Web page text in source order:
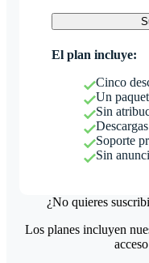
El plan incluye:
Cinco
Un
Sin
Soporte
Sin
¿No quieres
Los planes incluyen